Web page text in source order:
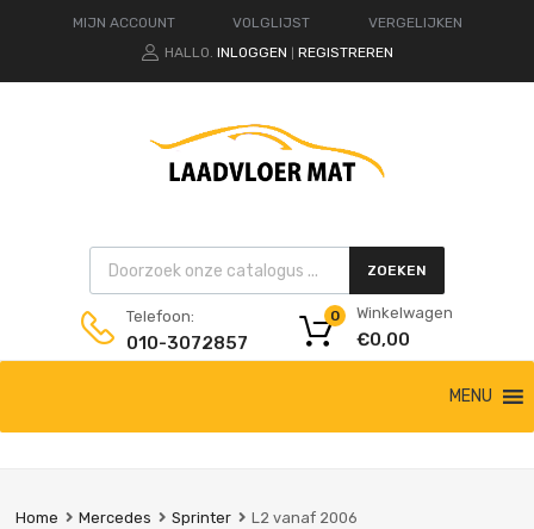
MIJN ACCOUNT VOLGLIJST
VERGELIJKEN
HALLO. INLOGGEN REGISTREREN
Products search ZOEKEN
Telefoon:
010-3072857
Winkelwagen
€0,00
0
de
MENU
Home Mercedes Sprinter L2 vanaf 2006